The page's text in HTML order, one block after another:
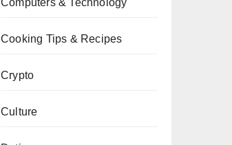
Computers & Technology
Cooking Tips & Recipes
Crypto
Culture